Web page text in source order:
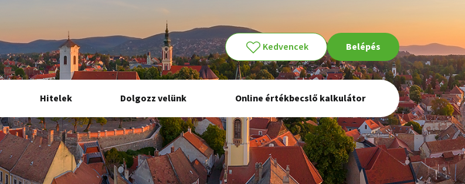
Kedvencek Belépés
Hitelek Dolgozz velünk Online értékbecslő kalkulátor